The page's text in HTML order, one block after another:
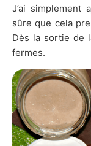
J’ai simplement
sûre que cela
Dès la sortie de
fermes.